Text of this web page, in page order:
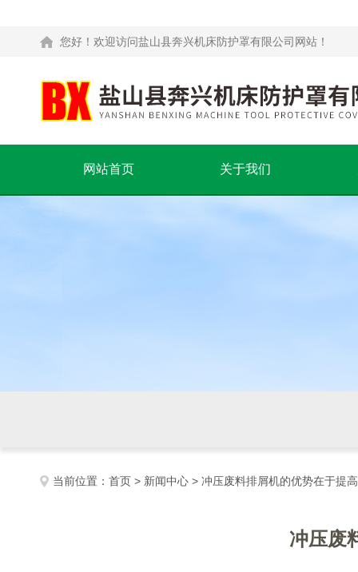
您好！欢迎访问盐山县奔兴机床防护罩有限公司网站！
网站首页 关于我们
当前位置： 首页 > 新闻中心 > 冲压废料排屑机的优势在于提
冲压废